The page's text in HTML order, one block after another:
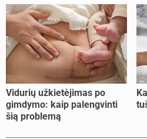
Vidurių užkietėjimas po
gimdymo: kaip palengvinti
šią problemą